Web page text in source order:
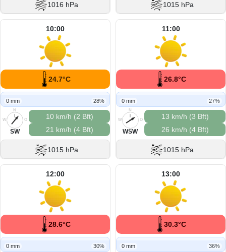
1016 hPa 1015 hPa
10:00
24.7°C
0 mm 28%
N
O
S
W
SW
10 km/h (2 Bft)
21 km/h (4 Bft)
1015 hPa
11:00
26.8°C
0 mm 27%
N
O
S
W
WSW
13 km/h (3 Bft)
26 km/h (4 Bft)
1015 hPa
12:00
28.6°C
0 mm 30%
13:00
30.3°C
0 mm 36%